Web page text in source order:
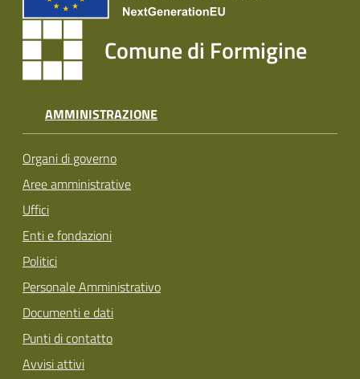
Comune di Formigine
AMMINISTRAZIONE
Organi di governo
Aree amministrative
Uffici
Enti e fondazioni
Politici
Personale Amministrativo
Documenti e dati
Punti di contatto
Avvisi attivi